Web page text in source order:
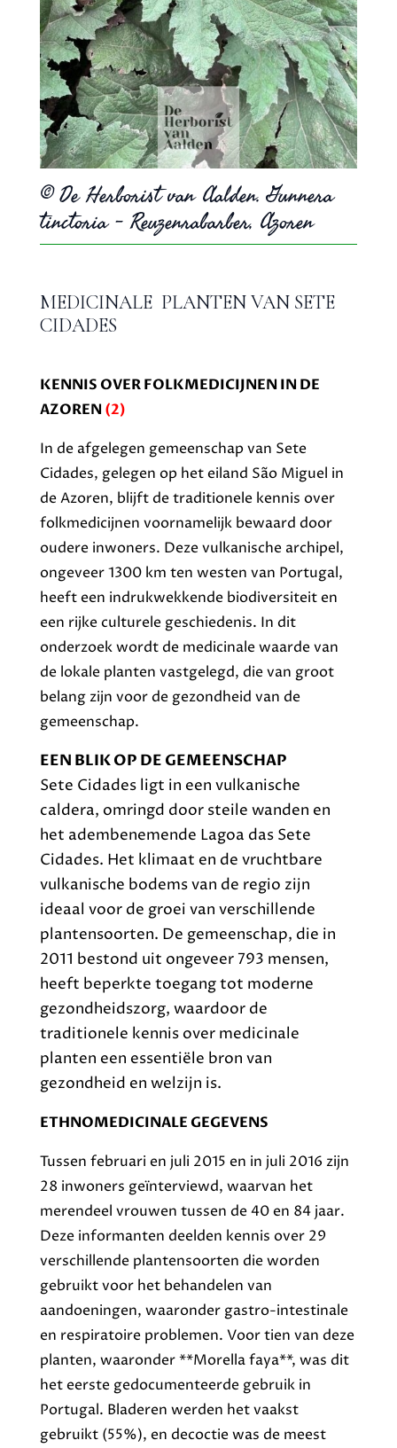
© De Herborist van Aalden. Gunnera
tinctoria – Reuzenrabarber, Azoren
MEDICINALE PLANTEN VAN SETE
CIDADES
KENNIS OVER FOLKMEDICIJNEN IN DE
AZOREN (2)
In de afgelegen gemeenschap van Sete
Cidades, gelegen op het eiland São Miguel in
de Azoren, blijft de traditionele kennis over
folkmedicijnen voornamelijk bewaard door
oudere inwoners. Deze vulkanische archipel,
ongeveer 1300 km ten westen van Portugal,
heeft een indrukwekkende biodiversiteit en
een rijke culturele geschiedenis. In dit
onderzoek wordt de medicinale waarde van
de lokale planten vastgelegd, die van groot
belang zijn voor de gezondheid van de
gemeenschap.
EEN BLIK OP DE GEMEENSCHAP
Sete Cidades ligt in een vulkanische
caldera, omringd door steile wanden en
het adembenemende Lagoa das Sete
Cidades. Het klimaat en de vruchtbare
vulkanische bodems van de regio zijn
ideaal voor de groei van verschillende
plantensoorten. De gemeenschap, die in
2011 bestond uit ongeveer 793 mensen,
heeft beperkte toegang tot moderne
gezondheidszorg, waardoor de
traditionele kennis over medicinale
planten een essentiële bron van
gezondheid en welzijn is.
ETHNOMEDICINALE GEGEVENS
Tussen februari en juli 2015 en in juli 2016 zijn
28 inwoners geïnterviewd, waarvan het
merendeel vrouwen tussen de 40 en 84 jaar.
Deze informanten deelden kennis over 29
verschillende plantensoorten die worden
gebruikt voor het behandelen van
aandoeningen, waaronder gastro-intestinale
en respiratoire problemen. Voor tien van deze
planten, waaronder **Morella faya**, was dit
het eerste gedocumenteerde gebruik in
Portugal. Bladeren werden het vaakst
gebruikt (55%), en decoctie was de meest